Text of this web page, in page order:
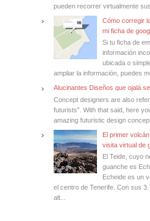
pueden recorrer virtualmente
Cómo corregir
mi ficha de
Si tu ficha de
información
ubicada o
ampliar la información, puedes
Alucinantes Diseños que ojalá
Concept designers are also
futurists”. With that said, here
amazing futuristic design
El primer
visita virtual de
El Teide, cuyo
guanche es
Echeide es un
el centro de Tenerife. Con sus
alt...